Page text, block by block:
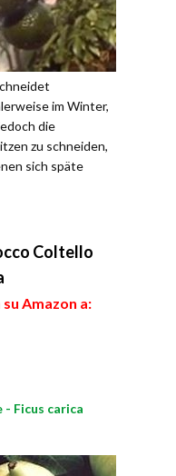
im Winter,
die
zu schneiden,
sich späte
Coltello
Amazon a:
- Ficus carica